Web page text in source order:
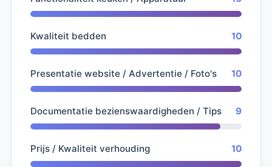
Kwaliteit bedden 10
Presentatie website / Advertentie / Foto's 10
Documentatie bezienswaardigheden / Tips 9
Prijs / Kwaliteit verhouding 10